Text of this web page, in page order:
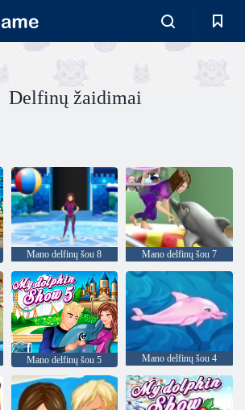
Delfinų žaidimai
Mano delfinų šou 8 Mano delfinų šou 7
Mano delfinų šou 5 Mano delfinų šou 4